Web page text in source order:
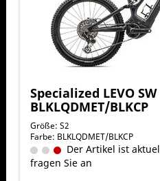
Specialized LEVO SW
BLKLQDMET/BLKCP
Größe: S2
Farbe: BLKLQDMET/BLKCP
Der Artikel ist
fragen Sie an